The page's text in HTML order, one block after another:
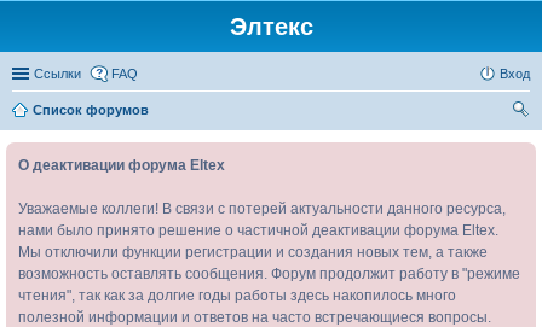
Элтекс
Ссылки FAQ Вход
Список форумов
О деактивации форума Eltex
Уважаемые коллеги! В связи с потерей актуальности данного ресурса,
нами было принято решение о частичной деактивации форума Eltex.
Мы отключили функции регистрации и создания новых тем, а также
возможность оставлять сообщения. Форум продолжит работу в "режиме
чтения", так как за долгие годы работы здесь накопилось много
полезной информации и ответов на часто встречающиеся вопросы.